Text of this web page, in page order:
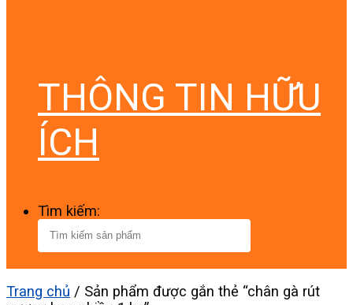
THÔNG TIN HỮU
ÍCH
Tìm kiếm:
Trang chủ / Sản phẩm được gắn thẻ “chân gà rút